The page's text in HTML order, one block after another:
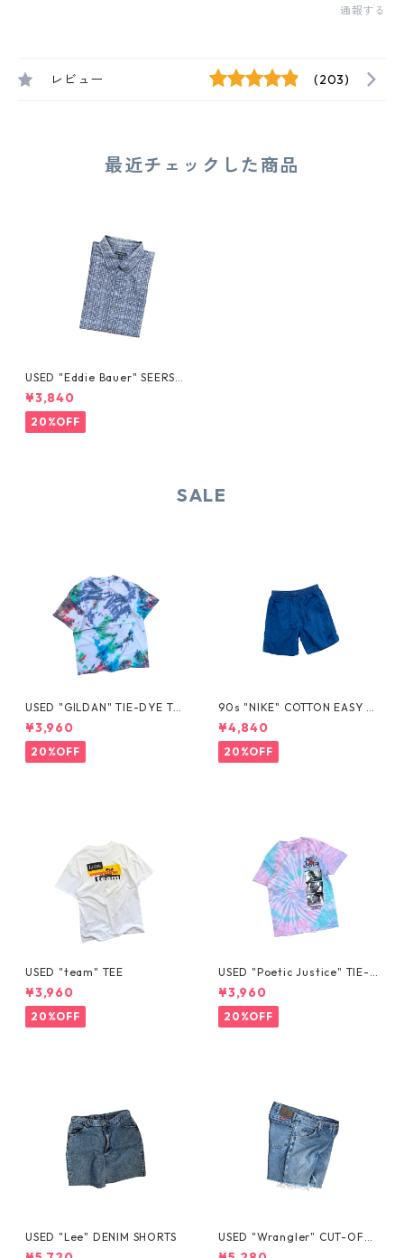
通報する
レビュー (203)
最近チェックした商品
USED "Eddie Bauer" SEERSU
CKER S/S SHIRT
¥3,840
20%OFF
SALE
USED "GILDAN" TIE-DYE TE
E
¥3,960
20%OFF
90s "NIKE" COTTON EASY S
HORTS
¥4,840
20%OFF
USED "team" TEE
¥3,960
20%OFF
USED "Poetic Justice" TIE-D
YE TEE
¥3,960
20%OFF
USED "Lee" DENIM SHORTS
USED "Wrangler" CUT-OFF
DENIM SHORTS